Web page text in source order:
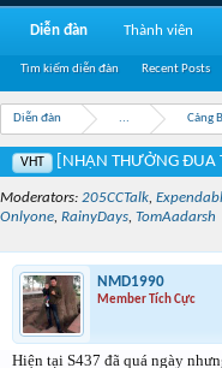
Diễn đàn ... Cảng
VHT [NHẬN THƯỞNG ĐUA
Moderators: 205CCTalk,
Onlyone, RainyDays, TomAadarsh
NMD1990
Member Tích Cực
Hiện tại S437 đã quá ngày
Diễn đàn
Tìm kiếm diễn đàn Recent Posts
Thành viên